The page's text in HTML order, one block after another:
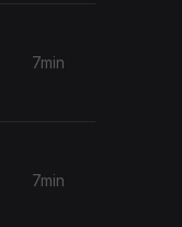
7min
7min